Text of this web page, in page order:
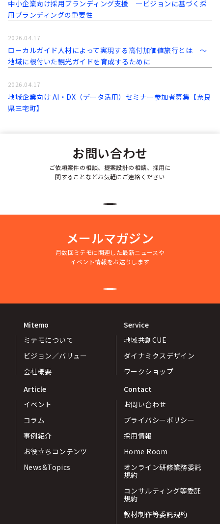
中小企業向け採用ブランディング支援 ―ビジョンに基づく採
用ブランディングの重要性
ローカルガイド人材によって実現する高付加価値旅行とは ～
地域に根付いた観光ガイドを育成するために
2026.04.17
地域企業向け AI・DX（データ活用）セミナー参加者募集【奈良
県三宅町】
2026.04.17
お問い合わせ
ご依頼案件の相談、提案設計の相談、採用に
関することなどお気軽にご連絡ください
メールマガジン
月数回ミテモに関連した最新ニュースや
イベント情報をお送りします
Mitemo
ミテモについて
ビジョン／バリュー
会社概要
Service
地域共創CUE
ダイナミクスデザイン
ワークショップ
Article
イベント
コラム
事例紹介
お役立ちコンテンツ
News&Topics
Contact
お問い合わせ
プライバシーポリシー
採用情報
Home Room
オンライン研修業務委託
規約
コンサルティング等委託
規約
教材制作等委託規約